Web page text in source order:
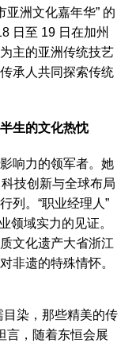
亚洲文化嘉年华” 的
日至 19 日在加州
主的亚洲传统技艺
承人共同探索传统
生的文化热忱
响力的领军者。她
技创新与全球布局
列。“职业经理人”
领域实力的见证。
文化遗产大省浙江
非遗的特殊情怀。
目染，那些精美的传
言，随着东恒会展